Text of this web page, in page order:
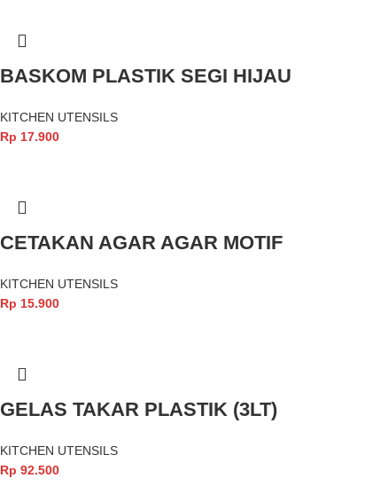
BASKOM PLASTIK SEGI HIJAU
KITCHEN UTENSILS
Rp 17.900
CETAKAN AGAR AGAR MOTIF
KITCHEN UTENSILS
Rp 15.900
GELAS TAKAR PLASTIK (3LT)
KITCHEN UTENSILS
Rp 92.500